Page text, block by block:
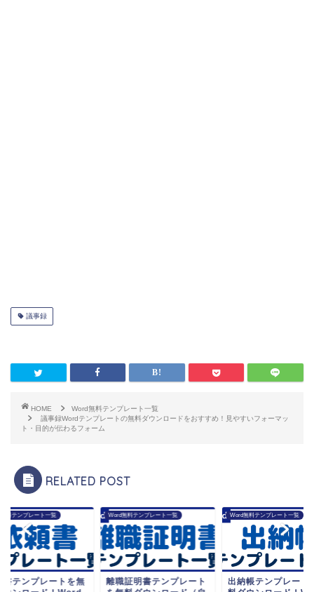
議事録
HOME
Word無料テンプレート一覧
議事録Wordテンプレートの無料ダウンロードをおすすめ！見やすいフォーマッ
ト・目的が伝わるフォーム
RELATED POST
料テンプレート一覧
書テンプレートを無
Word無料テンプレート一覧
離職証明書テンプレート
Word無料テンプレート一覧
出納帳テンプレート